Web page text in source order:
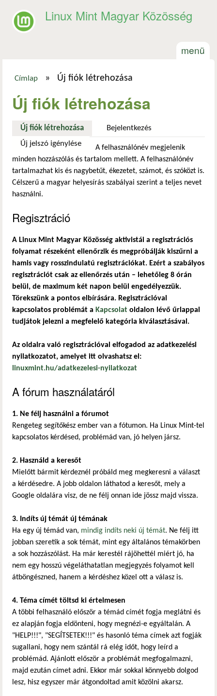
Linux Mint Magyar Közösség
menü
Jelenlegi hely
Címlap » Új fiók létrehozása
Új fiók létrehozása
Új fiók létrehozása (aktív fül)Bejelentkezés
Új jelszó igénylése
A felhasználónév megjelenik
minden hozzászólás és tartalom mellett. A felhasználónév
tartalmazhat kis és nagybetűt, ékezetet, számot, és szóközt is.
Célszerű a magyar helyesírás szabályai szerint a teljes nevet
használni.
Regisztráció
A Linux Mint Magyar Közösség aktivistái a regisztrációs
folyamat részeként ellenőrzik és megpróbálják kiszűrni a
hamis vagy rosszindulatú regisztrációkat. Ezért a szabályos
regisztrációt csak az ellenőrzés után – lehetőleg 8 órán
belül, de maximum két napon belül engedélyezzük.
Törekszünk a pontos elbírására. Regisztrációval
kapcsolatos problémát a Kapcsolat oldalon lévő űrlappal
tudjátok jelezni a megfelelő kategória kiválasztásával.
Az oldalra való regisztrációval elfogadod az adatkezelési
nyilatkozatot, amelyet itt olvashatsz el:
linuxmint.hu/adatkezelesi-nyilatkozat
A fórum használatáról
1. Ne félj használni a fórumot
Rengeteg segítőkész ember van a fótumon. Ha Linux Mint-tel
kapcsolatos kérdésed, problémád van, jó helyen jársz.
2. Használd a keresőt
Mielőtt bármit kérdeznél próbáld meg megkeresni a választ
a kérdésedre. A jobb oldalon láthatod a keresőt, mely a
Google oldalára visz, de ne félj onnan ide jössz majd vissza.
3. Indíts új témát új témának
Ha egy új témád van, mindig indíts neki új témát. Ne félj itt
jobban szeretik a sok témát, mint egy általános témakörben
a sok hozzászólást. Ha már kerestél rájöhettél miért jó, ha
nem egy hosszú végeláthatatlan megjegyzés folyamot kell
átböngészned, hanem a kérdéshez közel ott a válasz is.
4. Téma címét töltsd ki értelmesen
A többi felhasználó először a témád címét fogja meglátni és
ez alapján fogja eldönteni, hogy megnézi-e egyáltalán. A
"HELP!!!", "SEGÍTSETEK!!!" és hasonló téma címek azt fogják
sugallani, hogy nem szántál rá elég időt, hogy leírd a
problémád. Ajánlott először a problémát megfogalmazni,
majd ezután címet adni. Ekkor már sokkal könnyebb dolgod
lesz, hisz egyszer már átgondoltad amit közölni akarsz.